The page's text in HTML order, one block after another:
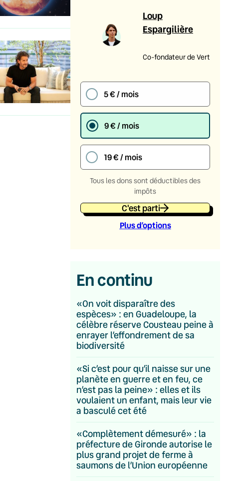
Loup
Espargilière
Co-fondateur de Vert
5 € / mois
9 € / mois
19 € / mois
Tous les dons sont déductibles des
impôts
C'est parti
Plus d’options
En continu
«On voit disparaître des
espèces» : en Guadeloupe, la
célèbre réserve Cousteau peine à
enrayer l’effondrement de sa
biodiversité
«Si c’est pour qu’il naisse sur une
planète en guerre et en feu, ce
n’est pas la peine» : elles et ils
voulaient un enfant, mais leur vie
a basculé cet été
«Complètement démesuré» : la
préfecture de Gironde autorise le
plus grand projet de ferme à
saumons de l’Union européenne